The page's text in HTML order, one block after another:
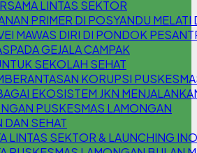
LINTAS SEKTOR
PRIMER DI POSYANDU
MAWAS DIRI DI PONDOK
GEJALA CAMPAK
SEKOLAH SEHAT
KORUPSI
EKOSISTEM JKN
PUSKESMAS LAMONGAN
DAN SEHAT
LINTAS SEKTOR & LAUNCHING